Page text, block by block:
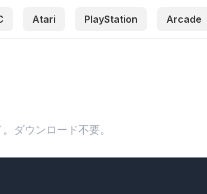
Atari PlayStation Arcade
ダウンロード不要。